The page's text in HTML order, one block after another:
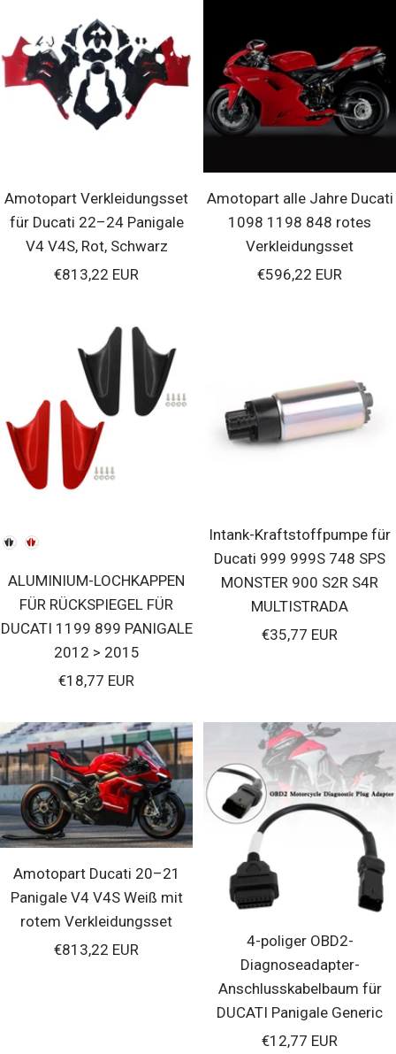
Amotopart Verkleidungsset
für Ducati 22–24 Panigale
V4 V4S, Rot, Schwarz
Verkaufspreis
€813,22 EUR
Amotopart alle Jahre Ducati
1098 1198 848 rotes
Verkleidungsset
Verkaufspreis
€596,22 EUR
Farben
ALUMINIUM-LOCHKAPPEN
FÜR RÜCKSPIEGEL FÜR
DUCATI 1199 899 PANIGALE
2012 > 2015
Verkaufspreis
€18,77 EUR
Intank-Kraftstoffpumpe für
Ducati 999 999S 748 SPS
MONSTER 900 S2R S4R
MULTISTRADA
Verkaufspreis
€35,77 EUR
Amotopart Ducati 20–21
Panigale V4 V4S Weiß mit
rotem Verkleidungsset
Verkaufspreis
€813,22 EUR
4-poliger OBD2-
Diagnoseadapter-
Anschlusskabelbaum für
DUCATI Panigale Generic
Verkaufspreis
€12,77 EUR